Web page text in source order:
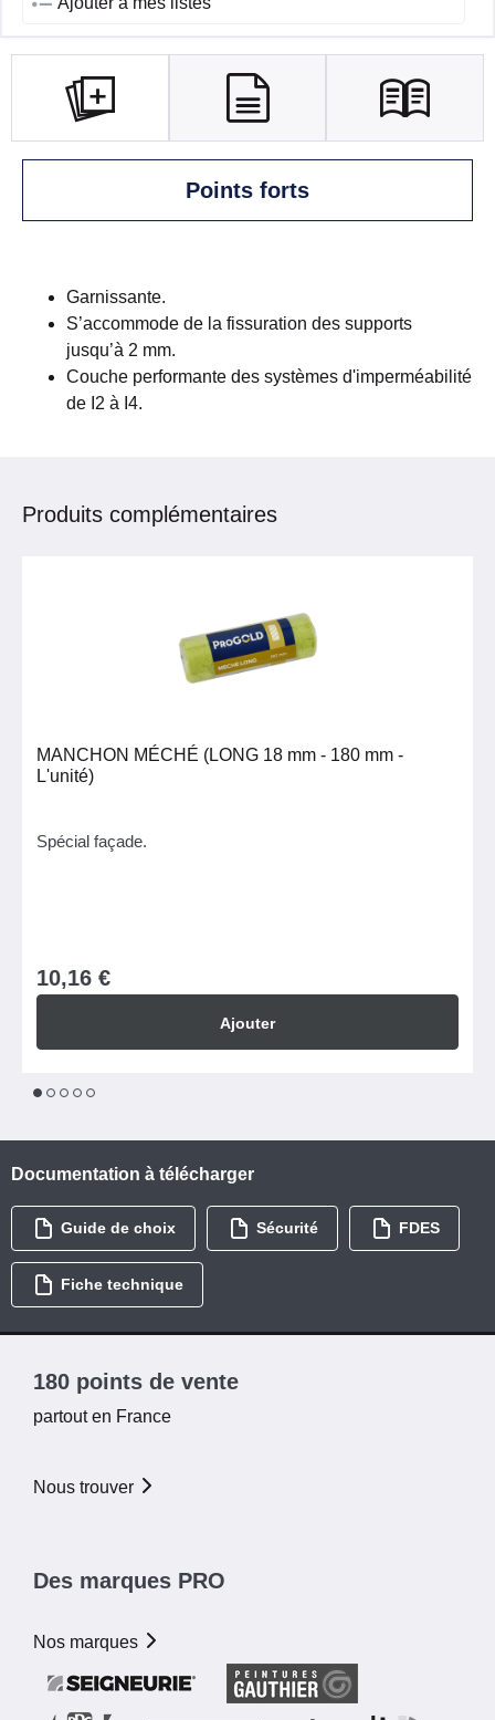
Points forts
Garnissante.
S’accommode de la fissuration des supports
jusqu’à 2 mm.
Couche performante des systèmes d'imperméabilité
de I2 à I4.
Produits complémentaires
MANCHON MÉCHÉ (LONG 18 mm - 180 mm -
L'unité)
Spécial façade.
10,16 €
Ajouter
1 2 3 4
Documentation à télécharger
Guide de choix Sécurité FDES
Fiche technique
180 points de vente
partout en France
Nous trouver
Des marques PRO
Nos marques